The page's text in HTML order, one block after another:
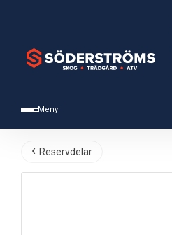
Meny
Reservdelar